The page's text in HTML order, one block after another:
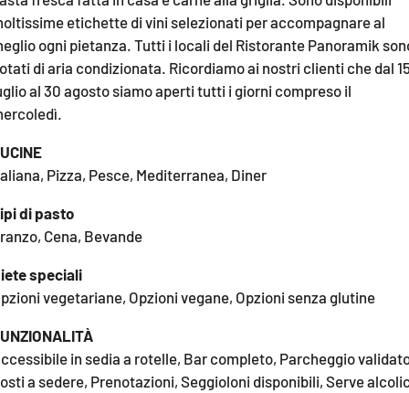
etichette di vini selezionati per accompagnare al
ogni pietanza. Tutti i locali del Ristorante Panoramik
di aria condizionata. Ricordiamo ai nostri clienti che dal
al 30 agosto siamo aperti tutti i giorni compreso il
Pizza, Pesce, Mediterranea, Diner
di pasto
Cena, Bevande
speciali
vegetariane, Opzioni vegane, Opzioni senza glutine
in sedia a rotelle, Bar completo, Parcheggio
a sedere, Prenotazioni, Seggioloni disponibili, Serve